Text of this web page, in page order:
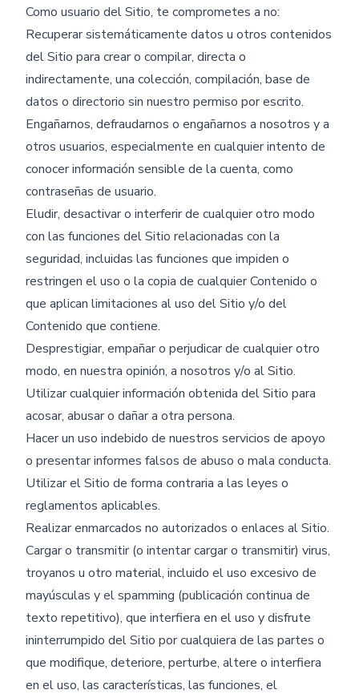
Como usuario del Sitio, te comprometes a no:
Recuperar sistemáticamente datos u otros contenidos
del Sitio para crear o compilar, directa o
indirectamente, una colección, compilación, base de
datos o directorio sin nuestro permiso por escrito.
Engañarnos, defraudarnos o engañarnos a nosotros y a
otros usuarios, especialmente en cualquier intento de
conocer información sensible de la cuenta, como
contraseñas de usuario.
Eludir, desactivar o interferir de cualquier otro modo
con las funciones del Sitio relacionadas con la
seguridad, incluidas las funciones que impiden o
restringen el uso o la copia de cualquier Contenido o
que aplican limitaciones al uso del Sitio y/o del
Contenido que contiene.
Desprestigiar, empañar o perjudicar de cualquier otro
modo, en nuestra opinión, a nosotros y/o al Sitio.
Utilizar cualquier información obtenida del Sitio para
acosar, abusar o dañar a otra persona.
Hacer un uso indebido de nuestros servicios de apoyo
o presentar informes falsos de abuso o mala conducta.
Utilizar el Sitio de forma contraria a las leyes o
reglamentos aplicables.
Realizar enmarcados no autorizados o enlaces al Sitio.
Cargar o transmitir (o intentar cargar o transmitir) virus,
troyanos u otro material, incluido el uso excesivo de
mayúsculas y el spamming (publicación continua de
texto repetitivo), que interfiera en el uso y disfrute
ininterrumpido del Sitio por cualquiera de las partes o
que modifique, deteriore, perturbe, altere o interfiera
en el uso, las características, las funciones, el